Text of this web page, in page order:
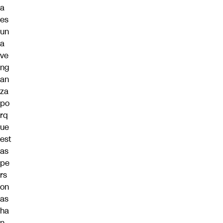
a
es
un
a
ve
ng
an
za
po
rq
ue
est
as
pe
rs
on
as
ha